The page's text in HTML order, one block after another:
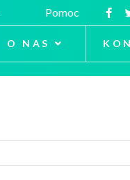
Pomoc
O NAS